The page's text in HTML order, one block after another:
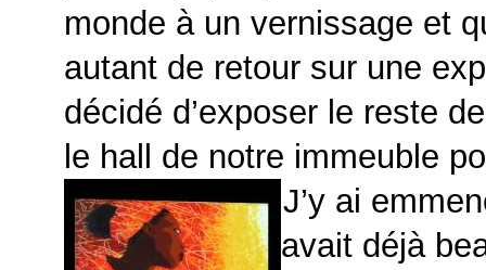
monde à un vernissage et
autant de retour sur une
décidé d’exposer le reste
le hall de notre immeuble
J’y ai
avait déjà